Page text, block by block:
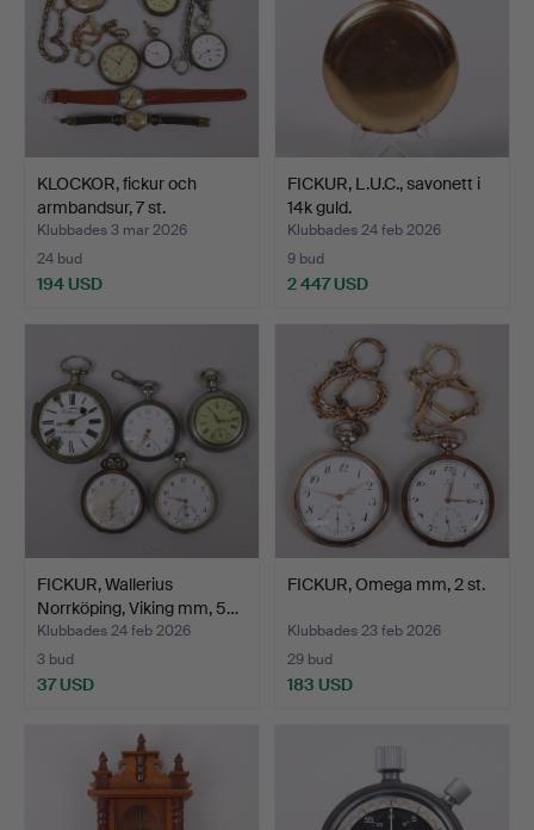
KLOCKOR, fickur och
armbandsur, 7 st.
Klubbades 3 mar 2026
24 bud
194 USD
FICKUR, L.U.C., savonett i
14k guld.
Klubbades 24 feb 2026
9 bud
2 447 USD
FICKUR, Wallerius
Norrköping, Viking mm, 5…
Klubbades 24 feb 2026
3 bud
37 USD
FICKUR, Omega mm, 2 st.
Klubbades 23 feb 2026
29 bud
183 USD